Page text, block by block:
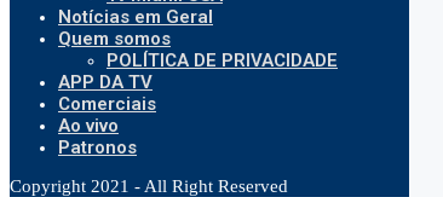
Notícias em Geral
Quem somos
POLÍTICA DE PRIVACIDADE
APP DA TV
Comerciais
Ao vivo
Patronos
Copyright 2021 - All Right Reserved